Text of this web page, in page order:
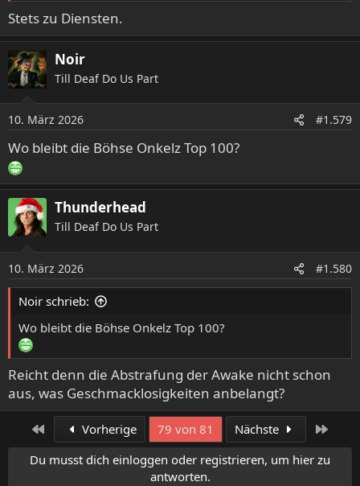
Stets zu Diensten.
Noir
Till Deaf Do Us Part
10. März 2026 #1.579
Wo bleibt die Böhse Onkelz Top 100?
Thunderhead
Till Deaf Do Us Part
10. März 2026 #1.580
Noir schrieb:
Wo bleibt die Böhse Onkelz Top 100?
Reicht denn die Abstrafung der Awake nicht schon
aus, was Geschmacklosigkeiten anbelangt?
Erste Vorherige 79 von 81 Nächste
Du musst dich einloggen oder registrieren, um hier zu
antworten.